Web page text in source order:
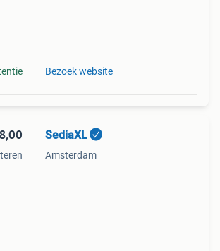
Bezoek website
SediaXL
Amsterdam